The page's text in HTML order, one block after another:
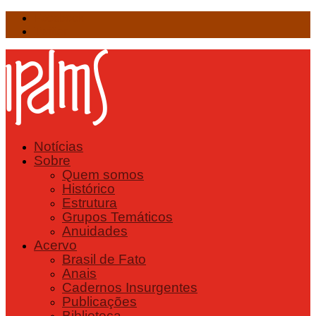
Notícias
Sobre
Quem somos
Histórico
Estrutura
Grupos Temáticos
Anuidades
Acervo
Brasil de Fato
Anais
Cadernos Insurgentes
Publicações